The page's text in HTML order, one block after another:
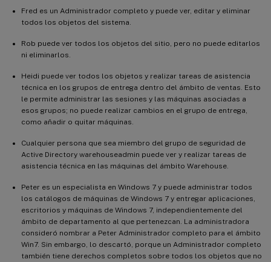
Fred es un Administrador completo y puede ver, editar y eliminar
todos los objetos del sistema.
Rob puede ver todos los objetos del sitio, pero no puede editarlos
ni eliminarlos.
Heidi puede ver todos los objetos y realizar tareas de asistencia
técnica en los grupos de entrega dentro del ámbito de ventas. Esto
le permite administrar las sesiones y las máquinas asociadas a
esos grupos; no puede realizar cambios en el grupo de entrega,
como añadir o quitar máquinas.
Cualquier persona que sea miembro del grupo de seguridad de
Active Directory warehouseadmin puede ver y realizar tareas de
asistencia técnica en las máquinas del ámbito Warehouse.
Peter es un especialista en Windows 7 y puede administrar todos
los catálogos de máquinas de Windows 7 y entregar aplicaciones,
escritorios y máquinas de Windows 7, independientemente del
ámbito de departamento al que pertenezcan. La administradora
consideró nombrar a Peter Administrador completo para el ámbito
Win7. Sin embargo, lo descartó, porque un Administrador completo
también tiene derechos completos sobre todos los objetos que no